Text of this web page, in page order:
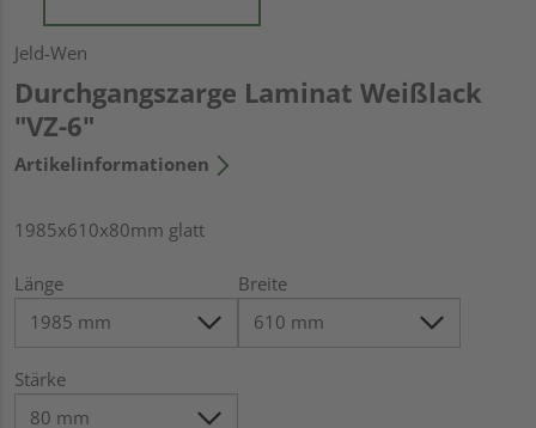
Jeld-Wen
Durchgangszarge Laminat Weißlack
"VZ-6"
Artikelinformationen
1985x610x80mm glatt
Länge Breite
Stärke